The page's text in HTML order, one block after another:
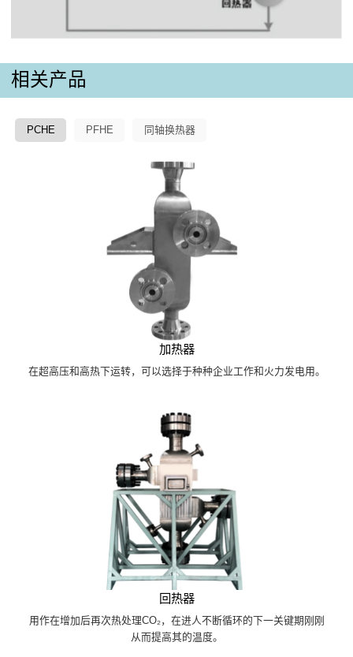
相关产品
PCHE PFHE 同轴换热器
加热器
在超高压和高热下运转，可以选择于种种企业工作和火力发电用。
回热器
用作在增加后再次热处理CO₂，在进人不断循环的下一关键期刚刚
从而提高其的温度。